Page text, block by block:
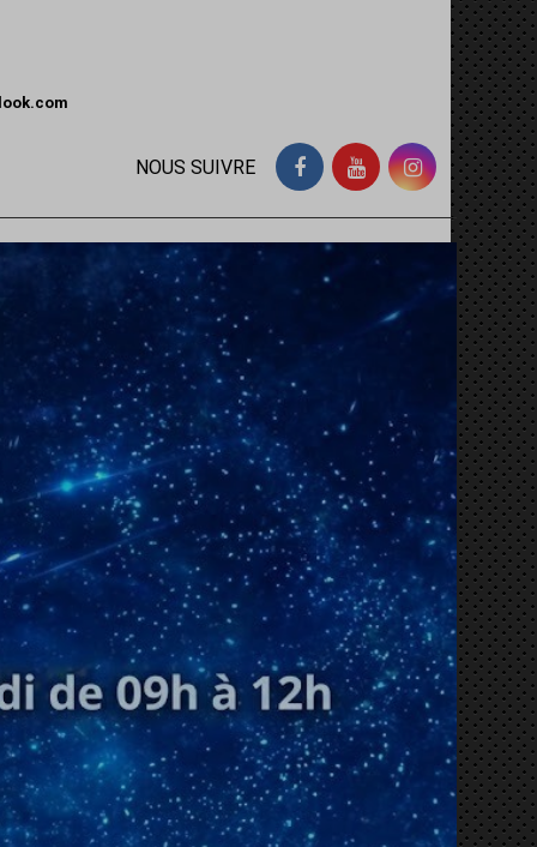
NOUS SUIVRE